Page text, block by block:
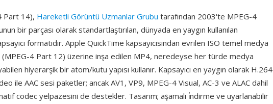
Part 14), Hareketli Görüntü Uzmanlar Grubu tarafından 2003'te MPEG-4
bir parçası olarak standartlaştırılan, dünyada en yaygın kullanılan
formatıdır. Apple QuickTime kapsayıcısından evrilen ISO temel medya
(MPEG-4 Part 12) üzerine inşa edilen MP4, neredeyse her türde medya
hiyerarşik bir atom/kutu yapısı kullanır. Kapsayıcı en yaygın olarak H.264
ile AAC sesi paketler; ancak AV1, VP9, MPEG-4 Visual, AC-3 ve ALAC dahil
codec yelpazesini de destekler. Tasarım; aşamalı i̇ndirme ve uyarlanabilir